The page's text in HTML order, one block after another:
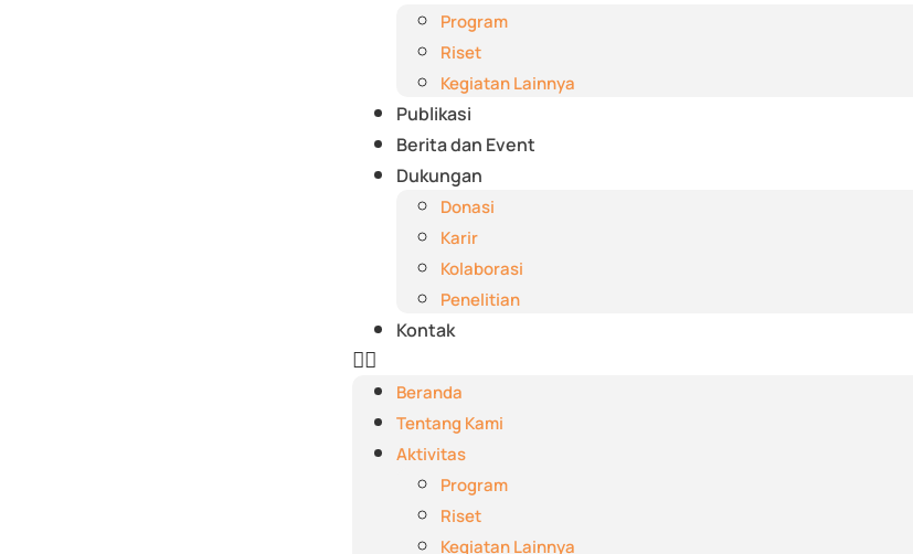
Program
Riset
Kegiatan Lainnya
Publikasi
Berita dan Event
Dukungan
Donasi
Karir
Kolaborasi
Penelitian
Kontak
Beranda
Tentang Kami
Aktivitas
Program
Riset
Kegiatan Lainnya